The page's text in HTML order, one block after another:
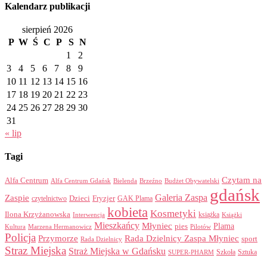
Kalendarz publikacji
sierpień 2026
P W Ś C P S N
1
2
3
4 5 6 7 8
9
10 11 12 13 14 15 16
17 18 19 20 21 22 23
24 25 26 27 28 29 30
31
« lip
Tagi
Alfa Centrum Alfa Centrum Gdańsk Bielenda Brzeźno Budżet Obywatelski Czytam na
Zaspie czytelnictwo Dzieci Fryzjer GAK Plama Galeria Zaspa gdańsk
Ilona Krzyżanowska Interwencja kobieta Kosmetyki książka Książki
Kultura Marzena Hermanowicz Mieszkańcy Młyniec pies Pilotów Plama
Policja Przymorze Rada Dzielnicy Rada Dzielnicy Zaspa Młyniec sport
Straz Miejska Straż Miejska w Gdańsku SUPER-PHARM Szkoła Sztuka